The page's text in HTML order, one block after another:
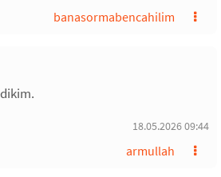
banasormabencahilim
18.05.2026 09:44
armullah